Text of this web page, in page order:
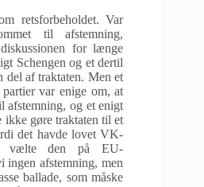
retsforbeholdet. Var
til afstemning,
for længe
Schengen og et dertil
del af traktaten. Men et
var enige om, at
afstemning, og et enigt
gøre traktaten til et
det havde lovet VK-
vælte den på EU-
ingen afstemning, men
ballade, som måske